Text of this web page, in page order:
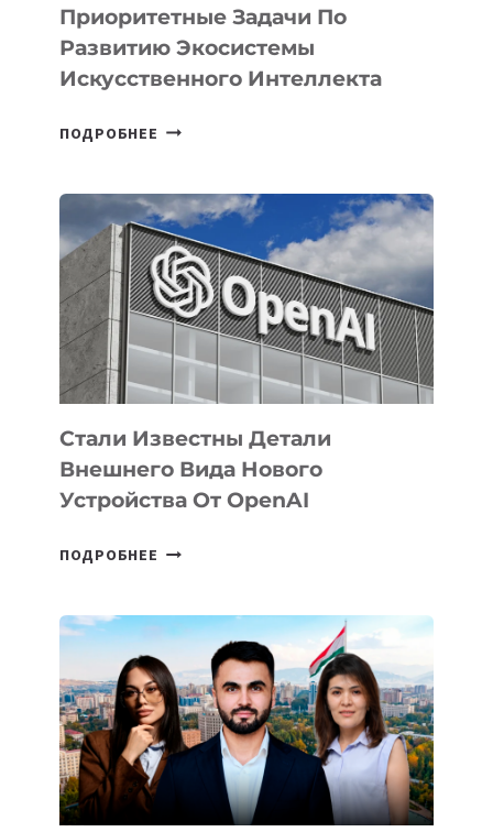
Приоритетные Задачи По
Развитию Экосистемы
Искусственного Интеллекта
ПОДРОБНЕЕ В
ПРИОРИТЕТНЫЕ
ЗАДАЧИ
ПО
РАЗВИТИЮ
ЭКОСИСТЕМЫ
ИСКУССТВЕННОГО
ИНТЕЛЛЕКТА
Стали Известны Детали
Внешнего Вида Нового
Устройства От OpenAI
ПОДРОБНЕЕ СТАЛИ
ВНЕШНЕГО
ВИДА
НОВОГО
УСТРОЙСТВА
ОТ
OPENAI